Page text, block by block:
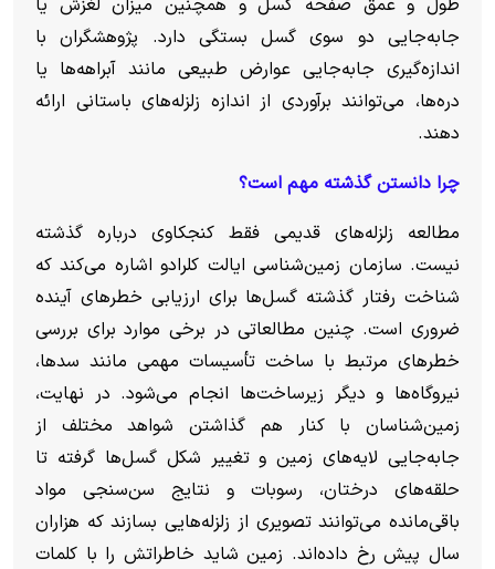
طول و عمق صفحه گسل و همچنین میزان لغزش یا
جابه‌جایی دو سوی گسل بستگی دارد. پژوهشگران با
اندازه‌گیری جابه‌جایی عوارض طبیعی مانند آبراهه‌ها یا
دره‌ها، می‌توانند برآوردی از اندازه زلزله‌های باستانی ارائه
دهند.
چرا دانستن گذشته مهم است؟
مطالعه زلزله‌های قدیمی فقط کنجکاوی درباره گذشته
نیست. سازمان زمین‌شناسی ایالت کلرادو اشاره می‌کند که
شناخت رفتار گذشته گسل‌ها برای ارزیابی خطر‌های آینده
ضروری است. چنین مطالعاتی در برخی موارد برای بررسی
خطر‌های مرتبط با ساخت تأسیسات مهمی مانند سدها،
نیروگاه‌ها و دیگر زیرساخت‌ها انجام می‌شود. در نهایت،
زمین‌شناسان با کنار هم گذاشتن شواهد مختلف از
جابه‌جایی لایه‌های زمین و تغییر شکل گسل‌ها گرفته تا
حلقه‌های درختان، رسوبات و نتایج سن‌سنجی مواد
باقی‌مانده می‌توانند تصویری از زلزله‌هایی بسازند که هزاران
سال پیش رخ داده‌اند. زمین شاید خاطراتش را با کلمات